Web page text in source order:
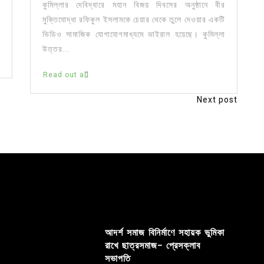
কুমিল্লার দেবিদ্বারে মহান বিজয় দিবসের অনুষ্ঠানে বীর
মুক্তিযোদ্ধা রফিকুল ইসলামকে চেয়ার থেকে তুলে দেওয়ার একটি
ভিডিও সামাজিক যোগাযোগমাধ্যমে ভাইরাল হয়েছে। কুমিল্লা
উত্তর...
Read out all
Next post
আদর্শ সমাজ বিনির্মাণে সহায়ক ভুমিকা
রাখে ছাত্রসমাজ- প্রেসক্লাব
সভাপতি